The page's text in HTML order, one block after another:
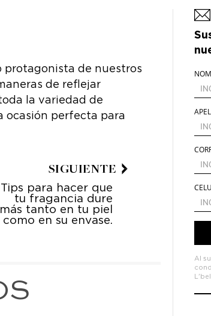
protagonista de nuestros
de reflejar
la variedad de
ocasión perfecta para
SIGUIENTE
Tips para hacer que
tu fragancia dure
más tanto en tu piel
como en su envase.
Al